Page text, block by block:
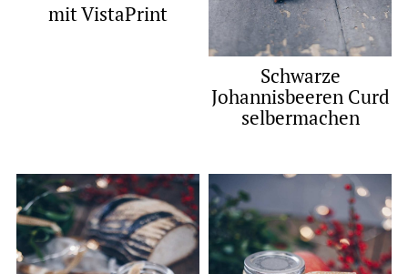
mit VistaPrint
Schwarze
Johannisbeeren Curd
selbermachen